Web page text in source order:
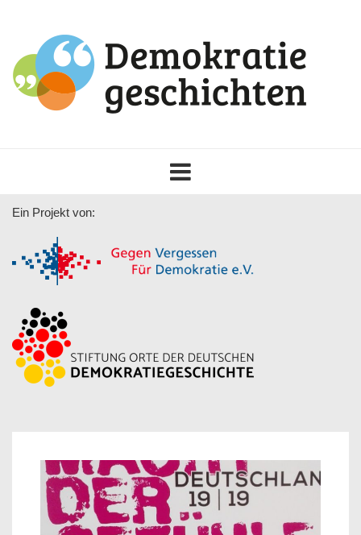
navigation
Ein Projekt von: